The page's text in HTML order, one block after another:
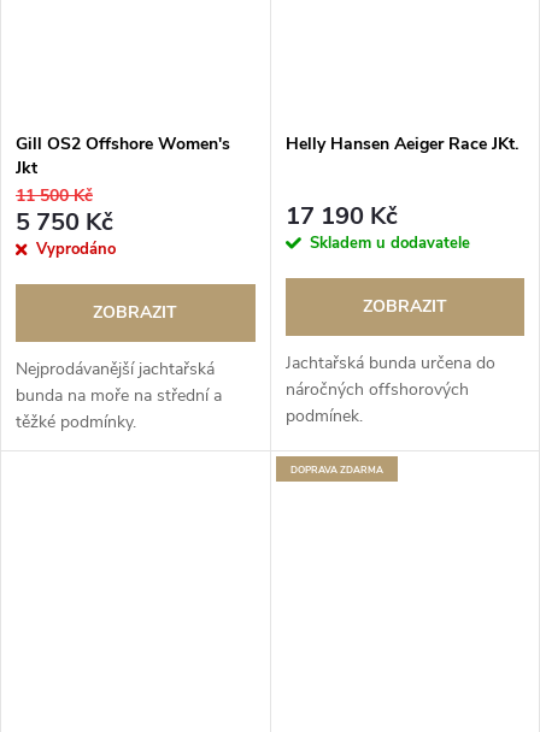
Gill OS2 Offshore Women's
Jkt
11 500 Kč
5 750 Kč
Vyprodáno
ZOBRAZIT
Nejprodávanější jachtařská
bunda na moře na střední a
těžké podmínky.
Helly Hansen Aeiger Race JKt.
17 190 Kč
Skladem u dodavatele
ZOBRAZIT
Jachtařská bunda určena do
náročných offshorových
podmínek.
ZDARMA